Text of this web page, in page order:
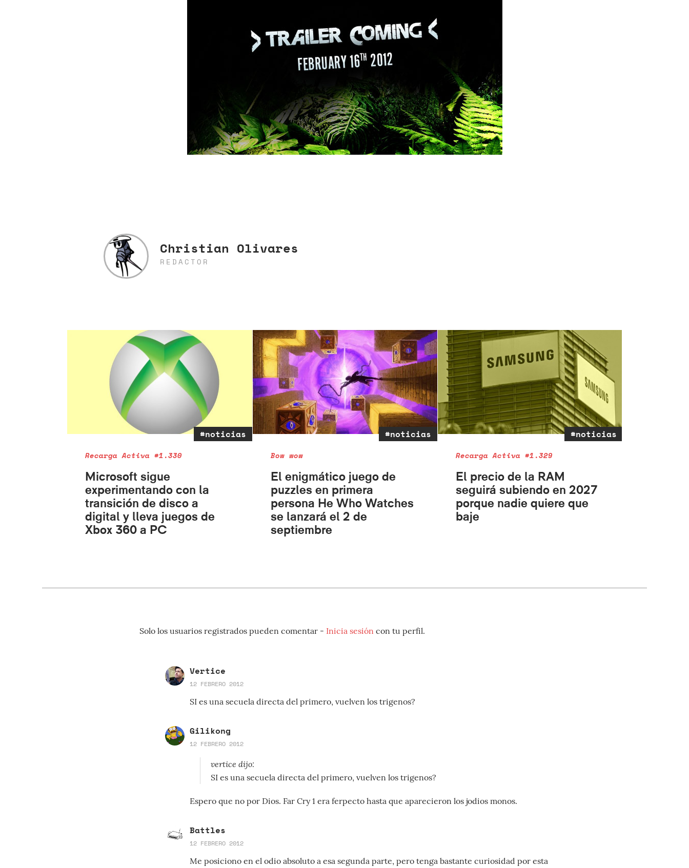
Christian Olivares
REDACTOR
#noticias
Recarga Activa #1.330
Microsoft sigue
experimentando con la
transición de disco a
digital y lleva juegos de
Xbox 360 a PC
#noticias
Bow wow
El enigmático juego de
puzzles en primera
persona He Who Watches
se lanzará el 2 de
septiembre
#noticias
Recarga Activa #1.329
El precio de la RAM
seguirá subiendo en 2027
porque nadie quiere que
baje
Solo los usuarios registrados pueden comentar - Inicia sesión con tu perfil.
Vertice
12 FEBRERO 2012
SI es una secuela directa del primero, vuelven los trigenos?
Gilikong
12 FEBRERO 2012
vertice dijo:
SI es una secuela directa del primero, vuelven los trigenos?
Espero que no por Dios. Far Cry 1 era ferpecto hasta que aparecieron los jodios monos.
Battles
12 FEBRERO 2012
Me posiciono en el odio absoluto a esa segunda parte, pero tenga bastante curiosidad por esta